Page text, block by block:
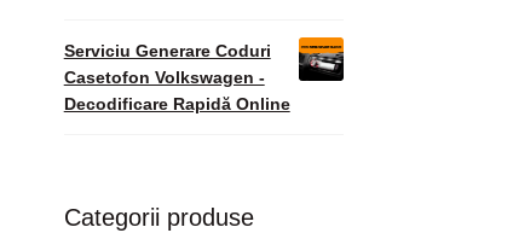
Serviciu Generare Coduri
Casetofon Volkswagen -
Decodificare Rapidă Online
Categorii produse